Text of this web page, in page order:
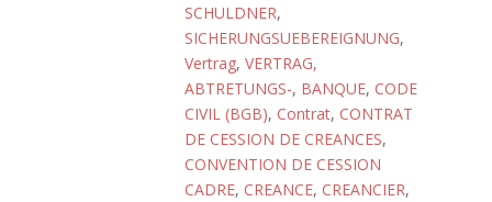
SCHULDNER,
SICHERUNGSUEBEREIGNUNG,
Vertrag, VERTRAG,
ABTRETUNGS-, BANQUE, CODE
CIVIL (BGB), Contrat, CONTRAT
DE CESSION DE CREANCES,
CONVENTION DE CESSION
CADRE, CREANCE, CREANCIER,